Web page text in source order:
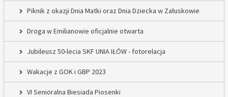
Piknik z okazji Dnia Matki oraz Dnia Dziecka w Załuskowie
Droga w Emilianowie oficjalnie otwarta
Jubileusz 50-lecia SKF UNIA IŁÓW - fotorelacja
Wakacje z GOK i GBP 2023
VI Senioralna Biesiada Piosenki